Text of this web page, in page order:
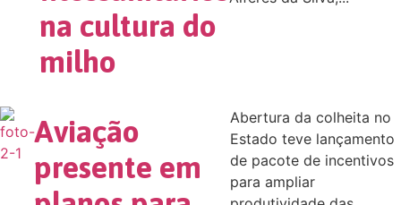
na cultura do
milho
Aviação
presente em
Abertura da colheita no
Estado teve lançamento
de pacote de incentivos
para ampliar